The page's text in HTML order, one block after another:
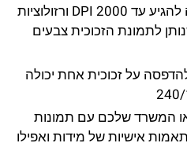
איכות ההדפסה יכולה להגיע עד 2000 DPI ורזולוציות
לתמונת הזכוכית צבעים
על זכוכית אחת יכולה
המשרד שלכם עם תמונות
אישיות של מידות ואפילו